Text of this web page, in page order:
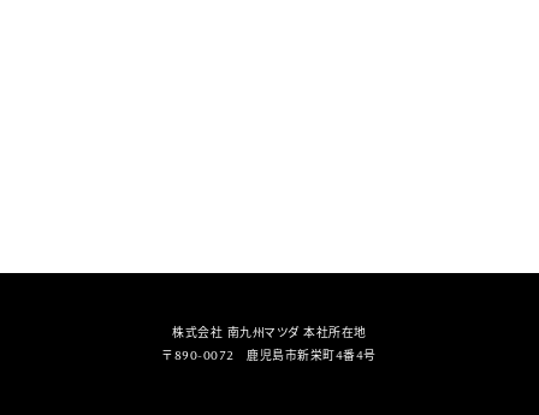
株式会社 南九州マツダ 本社所在地
〒890-0072 鹿児島市新栄町4番4号